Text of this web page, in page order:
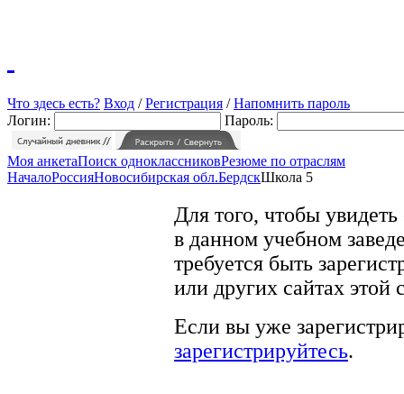
Что здесь есть? Вход /Регистрация /Напомнить пароль
Логин:
Пароль:
Моя анкетаПоиск одноклассниковРезюме по отраслям
НачалоРоссияНовосибирская обл.БердскШкола 5
Для того, чтобы
в данном учебном
требуется быть
или других сайтах этой
Если вы уже
зарегистрируйтесь.